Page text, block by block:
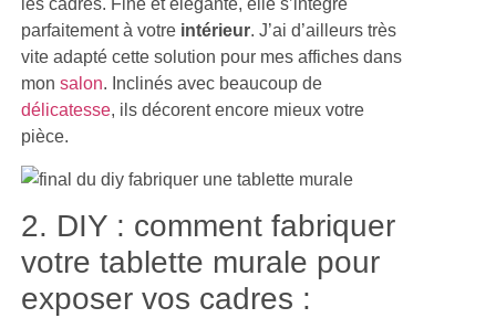
parfaitement à votre intérieur. J’ai d’ailleurs très
vite adapté cette solution pour mes affiches dans
monsalon. Inclinés avec beaucoup de
délicatesse, ils décorent encore mieux votre
pièce.
2. DIY : comment fabriquer
votre tablette murale pour
exposer vos cadres :